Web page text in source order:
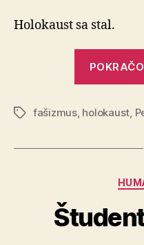
Holokaust sa stal.
Značkyfašizmus, holokaust,